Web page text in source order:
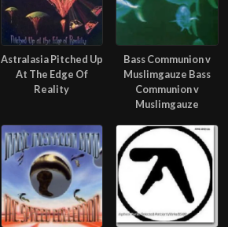
Astralasia Pitched Up
At The Edge Of
Reality
Bass Communion v
Muslimgauze Bass
Communion v
Muslimgauze